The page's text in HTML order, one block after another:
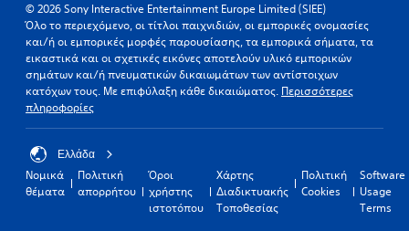
© 2026 Sony Interactive Entertainment Europe Limited (SIEE)
Όλο το περιεχόμενο, οι τίτλοι παιχνιδιών, οι εμπορικές ονομασίες
και/ή οι εμπορικές μορφές παρουσίασης, τα εμπορικά σήματα, τα
εικαστικά και οι σχετικές εικόνες αποτελούν υλικό εμπορικών
σημάτων και/ή πνευματικών δικαιωμάτων των αντίστοιχων
κατόχων τους. Με επιφύλαξη κάθε δικαιώματος. Περισσότερες
πληροφορίες
Ελλάδα
Νομικά
θέματα
Πολιτική
απορρήτου
Όροι
χρήστης
ιστοτόπου
Χάρτης
Διαδικτυακής
Τοποθεσίας
Πολιτική
Cookies
Software
Usage
Terms